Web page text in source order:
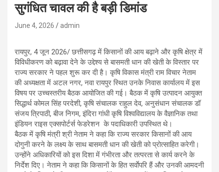
सुगंधित चावल की है बड़ी डिमांड
June 4, 2026 admin
रायपुर, 4 जून 2026/ छत्तीसगढ़ में किसानों की आय बढ़ाने और कृषि क्षेत्र में
विविधीकरण को बढ़ावा देने के उद्देश्य से बासमती धान की खेती के विस्तार पर
राज्य सरकार ने पहल शुरू कर दी है। कृषि विकास मंत्री राम विचार नेताम
की अध्यक्षता में अटल नगर, नवा रायपुर स्थित उनके निवास कार्यालय में इस
विषय पर उच्चस्तरीय बैठक आयोजित की गई। बैठक में कृषि उत्पादन आयुक्त
सिद्धार्थ कोमल सिंह परदेशी, कृषि संचालक राहुल देव, अनुसंधान संचालक डॉ
संजय त्रिपाठी, बीज निगम, इंदिरा गांधी कृषि विश्वविद्यालय के वैज्ञानिक तथा
इंडियन राइस एक्सपोर्टर्स फेडरेशन के पदाधिकारी उपस्थित थे।
बैठक में कृषि मंत्री श्री नेताम ने कहा कि राज्य सरकार किसानों की आय
दोगुनी करने के लक्ष्य के साथ बासमती धान की खेती को प्रोत्साहित करेगी।
उन्होंने अधिकारियों को इस दिशा में गंभीरता और तत्परता से कार्य करने के
निर्देश दिए। नेताम ने कहा कि किसानों के हित सर्वाेपरि हैं और उनकी आमदनी